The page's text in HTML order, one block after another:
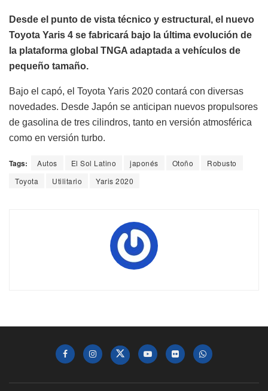
Desde el punto de vista técnico y estructural, el nuevo
Toyota Yaris 4 se fabricará bajo la última evolución de
la plataforma global TNGA adaptada a vehículos de
pequeño tamaño.
Bajo el capó, el Toyota Yaris 2020 contará con diversas
novedades. Desde Japón se anticipan nuevos propulsores
de gasolina de tres cilindros, tanto en versión atmosférica
como en versión turbo.
Tags: Autos El Sol Latino japonés Otoño
Robusto
Toyota
Utilitario Yaris 2020